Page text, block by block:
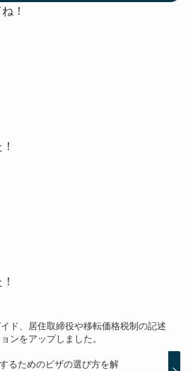
！
ド、居住取締役や移転価格税制の記述
ンをアップしました。
るためのビザの選び方を解